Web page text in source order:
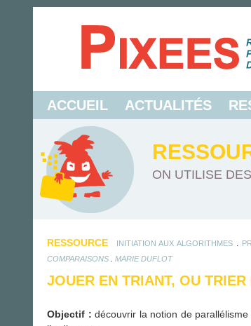
ACCUEIL ACTUALITÉS
ON UTILISE
RESSOURCE INITIATION AUX ALGORITHMES
COMPARAISONS MARIE DUFLOT
JOUER EN TRIANT, OU
Objectif :découvrir la notion de